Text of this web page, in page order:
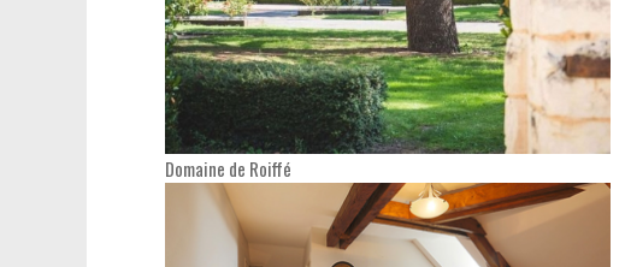
Domaine de Roiffé